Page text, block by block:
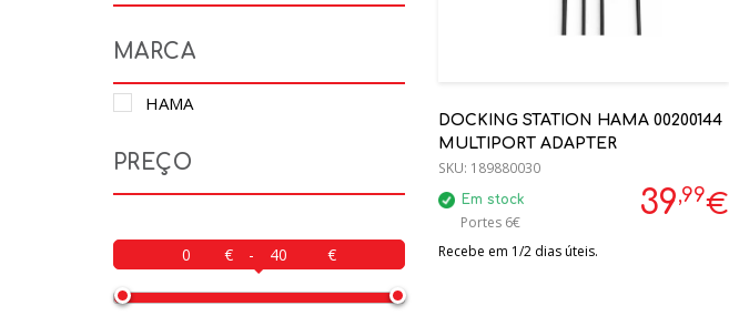
MARCA
HAMA
PREÇO
-
DOCKING STATION HAMA 00200144
MULTIPORT ADAPTER
39,99€
SKU: 189880030
Em stock
Portes 6€
Recebe em 1/2 dias úteis.